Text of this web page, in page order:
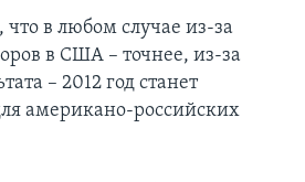
в любом случае из-за
в США – точнее, из-за
– 2012 год станет
американо-российских